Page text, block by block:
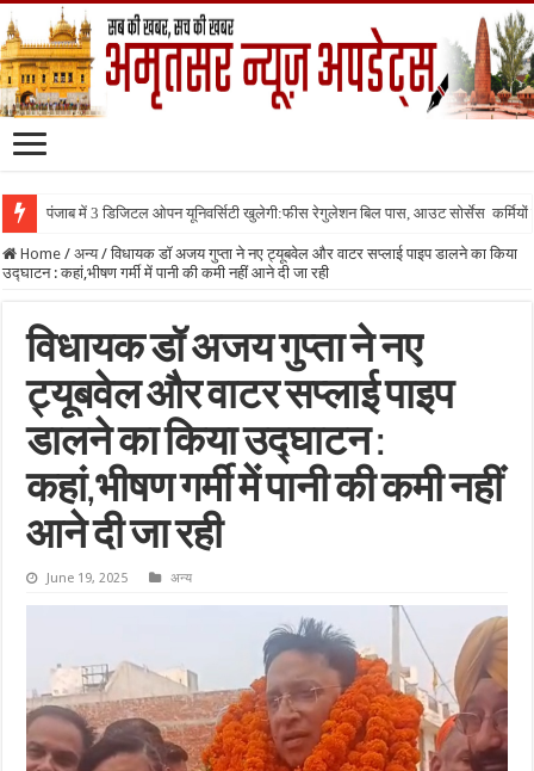
पंजाब में 3 डिजिटल ओपन यूनिवर्सिटी खुलेगी:फीस रेगुलेशन बिल पास, आउट सोर्सेस
Home / अन्य / विधायक डॉ अजय गुप्ता ने नए ट्यूबवेल और वाटर सप्लाई पाइप डालने का किया
उद्घाटन : कहां,भीषण गर्मी में पानी की कमी नहीं आने दी जा रही
विधायक डॉ अजय गुप्ता ने नए
ट्यूबवेल और वाटर सप्लाई पाइप
डालने का किया उद्घाटन :
कहां,भीषण गर्मी में पानी की कमी नहीं
आने दी जा रही
June 19, 2025 अन्य